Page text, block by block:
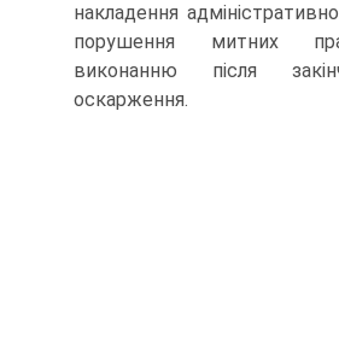
накладення
порушення митних
виконанню після
оскарження.